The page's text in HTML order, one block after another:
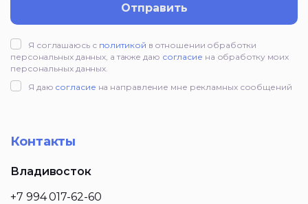
Отправить
Я соглашаюсь с политикой в отношении обработки
персональных данных, а также даю согласие на обработку моих
персональных данных.
Я даю согласие на направление мне рекламных сообщений
Контакты
Владивосток
+7 994 017-62-60